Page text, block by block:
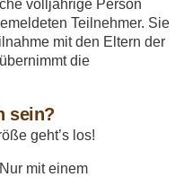
volljährige Person
Teilnehmer. Sie
mit den Eltern der
die
sein?
geht’s los!
Nur mit einem